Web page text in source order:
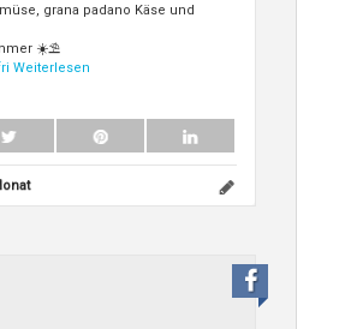
grana padano Käse und
☀️⛱️
Weiterlesen